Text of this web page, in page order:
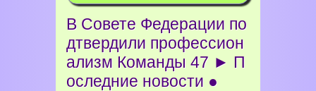
В Совете Федерации по
дтвердили профессион
ализм Команды 47 ► П
оследние новости ●